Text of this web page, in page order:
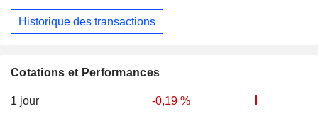
Cotations et Performances
1 jour
-0,19 %
Historique des transactions